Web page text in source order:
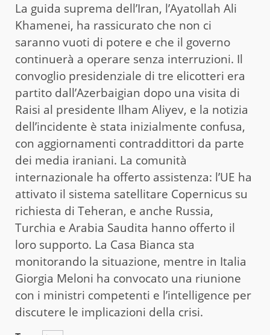
La guida suprema dell’Iran, l’Ayatollah Ali
Khamenei, ha rassicurato che non ci
saranno vuoti di potere e che il governo
continuerà a operare senza interruzioni. Il
convoglio presidenziale di tre elicotteri era
partito dall’Azerbaigian dopo una visita di
Raisi al presidente Ilham Aliyev, e la notizia
dell’incidente è stata inizialmente confusa,
con aggiornamenti contraddittori da parte
dei media iraniani. La comunità
internazionale ha offerto assistenza: l’UE ha
attivato il sistema satellitare Copernicus su
richiesta di Teheran, e anche Russia,
Turchia e Arabia Saudita hanno offerto il
loro supporto. La Casa Bianca sta
monitorando la situazione, mentre in Italia
Giorgia Meloni ha convocato una riunione
con i ministri competenti e l’intelligence per
discutere le implicazioni della crisi.